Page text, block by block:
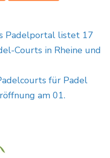
Padelportal listet 17
Courts in Rheine und
für Padel
am 01.